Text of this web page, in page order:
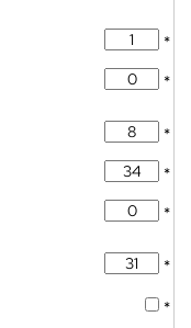
*
*
*
*
*
*
*